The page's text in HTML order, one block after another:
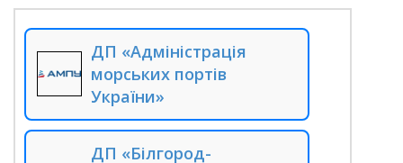
ДП «Адміністрація
морських портів
України»
ДП «Білгород-